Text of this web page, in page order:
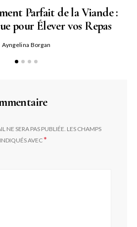
Parfait de la Viande :
pour Élever vos Repas
Ayngelina Borgan
NE SERA PAS PUBLIÉE. LES CHAMPS
AVEC*